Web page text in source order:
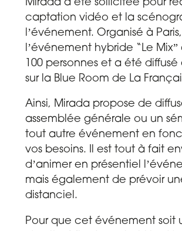
Mirada a été sollicitée pour
captation vidéo et la
lʼévénement. Organisé à Paris,
lʼévénement hybride “Le
100 personnes et a été
sur la Blue Room de La
Ainsi, Mirada propose de
assemblée générale ou un
tout autre événement en
vos besoins. Il est tout à fait
dʼanimer en présentiel
mais également de prévoir
distanciel.
Pour que cet événement soit